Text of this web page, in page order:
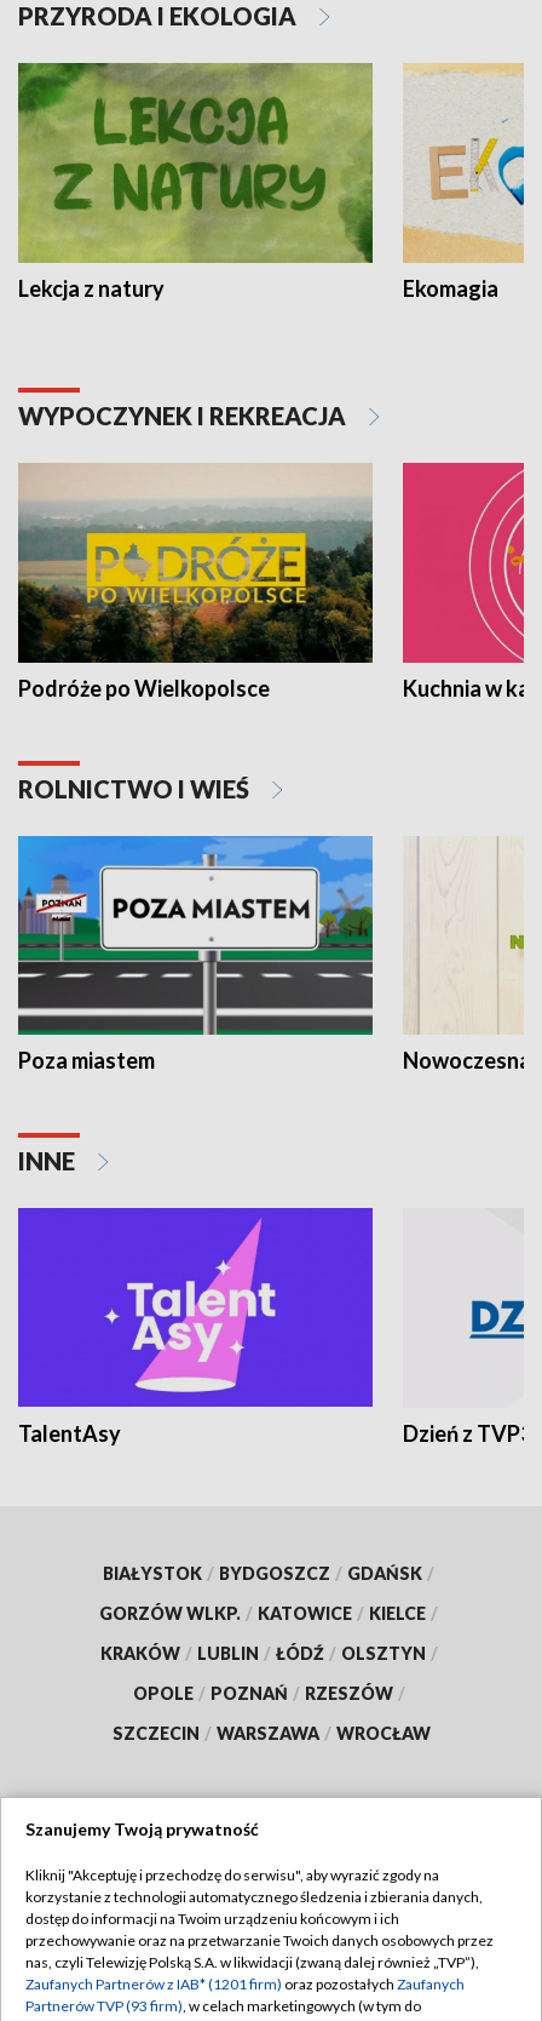
PRZYRODA I EKOLOGIA
Lekcja z natury Ekomagia
WYPOCZYNEK I REKREACJA
Podróże po Wielkopolsce Kuchnia w
ROLNICTWO I WIEŚ
Poza miastem Nowoczesna
INNE
TalentAsy Dzień z TVP3
BIAŁYSTOK / BYDGOSZCZ / GDAŃSK /
GORZÓW WLKP. / KATOWICE / KIELCE /
KRAKÓW / LUBLIN / ŁÓDŹ / OLSZTYN /
OPOLE / POZNAŃ / RZESZÓW /
SZCZECIN / WARSZAWA / WROCŁAW
TVP
Abonament TVP
Emisja w TVP
Regulamin TVP
Polityka prywatności
Szanujemy Twoją prywatność
Kliknij "Akceptuję i przechodzę do serwisu", aby wyrazić zgody na
korzystanie z technologii automatycznego śledzenia i zbierania danych,
dostęp do informacji na Twoim urządzeniu końcowym i ich
przechowywanie oraz na przetwarzanie Twoich danych osobowych przez
nas, czyli Telewizję Polską S.A. w likwidacji (zwaną dalej również „TVP”),
Zaufanych Partnerów z IAB* (1201 firm) oraz pozostałych Zaufanych
Partnerów TVP (93 firm), w celach marketingowych (w tym do